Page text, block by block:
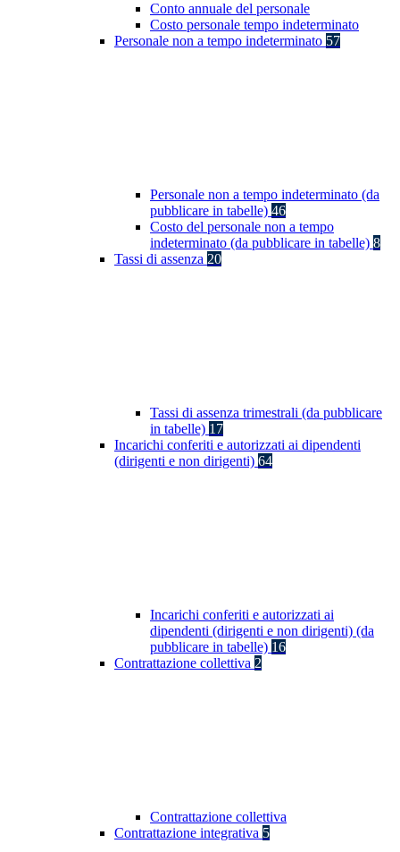
Conto annuale del personale
Costo personale tempo indeterminato
Personale non a tempo indeterminato 57
Personale non a tempo indeterminato (da
pubblicare in tabelle) 46
Costo del personale non a tempo
indeterminato (da pubblicare in tabelle) 8
Tassi di assenza 20
Tassi di assenza trimestrali (da pubblicare
in tabelle) 17
Incarichi conferiti e autorizzati ai dipendenti
(dirigenti e non dirigenti) 64
Incarichi conferiti e autorizzati ai
dipendenti (dirigenti e non dirigenti) (da
pubblicare in tabelle) 16
Contrattazione collettiva 2
Contrattazione collettiva
Contrattazione integrativa 5